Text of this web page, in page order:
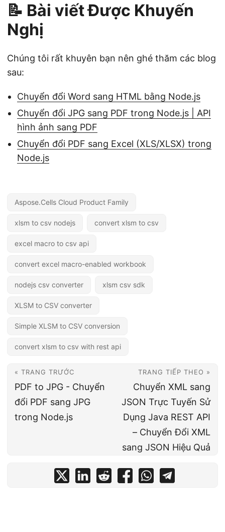
📝 Bài viết Được Khuyến
Nghị
Chúng tôi rất khuyên bạn nên ghé thăm các blog
sau:
Chuyển đổi Word sang HTML bằng Node.js
Chuyển đổi JPG sang PDF trong Node.js | API
hình ảnh sang PDF
Chuyển đổi PDF sang Excel (XLS/XLSX) trong
Node.js
Aspose.Cells Cloud Product Family
xlsm to csv nodejs convert xlsm to csv
excel macro to csv api
convert excel macro-enabled workbook
nodejs csv converter xlsm csv sdk
XLSM to CSV converter
Simple XLSM to CSV conversion
convert xlsm to csv with rest api
« TRANG TRƯỚC
PDF to JPG - Chuyển
đổi PDF sang JPG
trong Node.js
TRANG TIẾP THEO »
Chuyển XML sang
JSON Trực Tuyến Sử
Dụng Java REST API
– Chuyển Đổi XML
sang JSON Hiệu Quả